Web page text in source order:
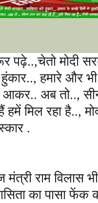
पढ़े..,चेतो मोदी
,हमारे और भी
आकर.. अब तो..,
हमें मिल रहा है..,
.
मंत्री राम विलास
का पासा